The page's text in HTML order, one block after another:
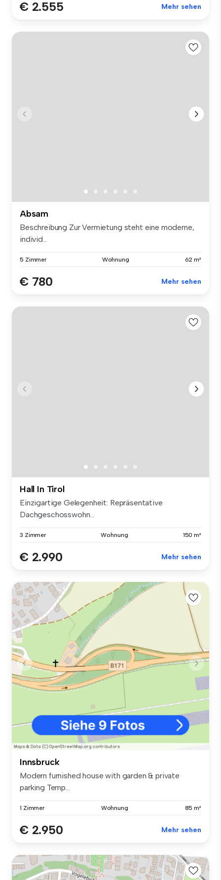
€ 2.555 Mehr sehen
Absam
Beschreibung Zur Vermietung steht eine moderne,
individ...
5 Zimmer Wohnung 62 m²
€ 780 Mehr sehen
Hall In Tirol
Einzigartige Gelegenheit: Repräsentative
Dachgeschosswohn...
3 Zimmer Wohnung 150 m²
€ 2.990 Mehr sehen
Innsbruck
Modern furnished house with garden & private
parking Temp...
1 Zimmer Wohnung 85 m²
€ 2.950 Mehr sehen